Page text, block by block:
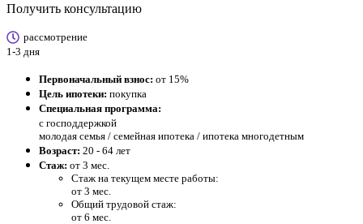
Получить консультацию
рассмотрение
1-3 дня
Первоначальный взнос: от 15%
Цель ипотеки: покупка
Специальная программа:
с господдержкой
молодая семья / семейная ипотека / ипотека многодетным
Возраст: 20 - 64 лет
Стаж: от 3 мес.
Стаж на текущем месте работы:
от 3 мес.
Общий трудовой стаж:
от 6 мес.